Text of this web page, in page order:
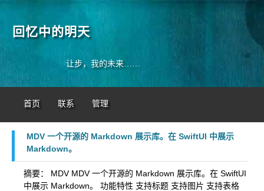
回忆中的明天
让步，我的未来……
首页 联系 管理
MDV 一个开源的 Markdown 展示库。在 SwiftUI 中展示
Markdown。
摘要： MDV MDV 一个开源的 Markdown 展示库。在 SwiftUI
中展示 Markdown。 功能特性 支持标题 支持图片 支持表格